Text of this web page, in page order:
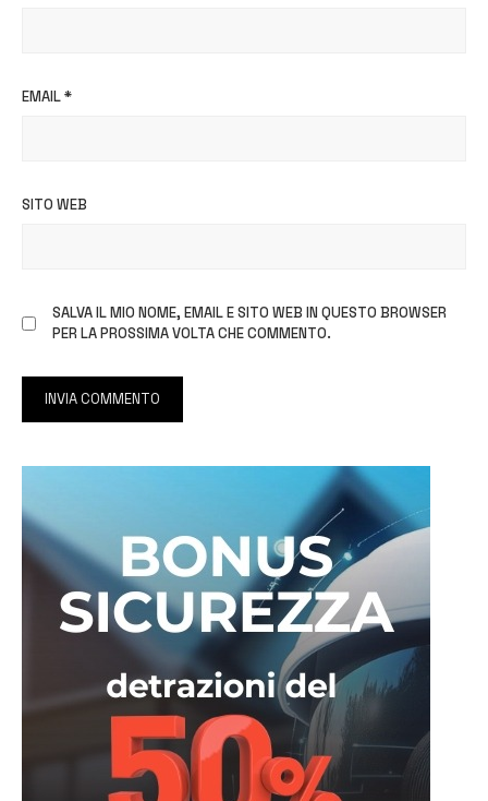
EMAIL*
SITO WEB
SALVA IL MIO NOME, EMAIL E SITO WEB IN QUESTO BROWSER
PER LA PROSSIMA VOLTA CHE COMMENTO.